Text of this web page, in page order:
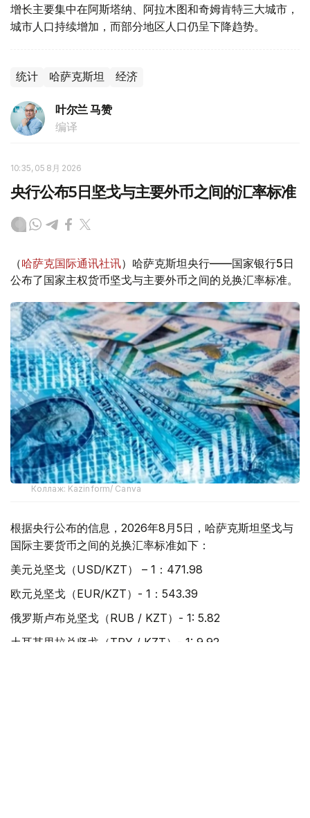
增长主要集中在阿斯塔纳、阿拉木图和奇姆肯特三大城市，
城市人口持续增加，而部分地区人口仍呈下降趋势。
统计 哈萨克斯坦 经济
叶尔兰 马赞
编译
10:35, 05 8月 2026
央行公布5日坚戈与主要外币之间的汇率标准
（哈萨克国际通讯社讯）哈萨克斯坦央行——国家银行5日
公布了国家主权货币坚戈与主要外币之间的兑换汇率标准。
Коллаж: Kazinform/ Canva
根据央行公布的信息，2026年8月5日，哈萨克斯坦坚戈与
国际主要货币之间的兑换汇率标准如下：
美元兑坚戈（USD/KZT） – 1：471.98
欧元兑坚戈（EUR/KZT）- 1：543.39
俄罗斯卢布兑坚戈（RUB / KZT）- 1: 5.82
土耳其里拉兑坚戈（TRY / KZT）- 1: 9.92